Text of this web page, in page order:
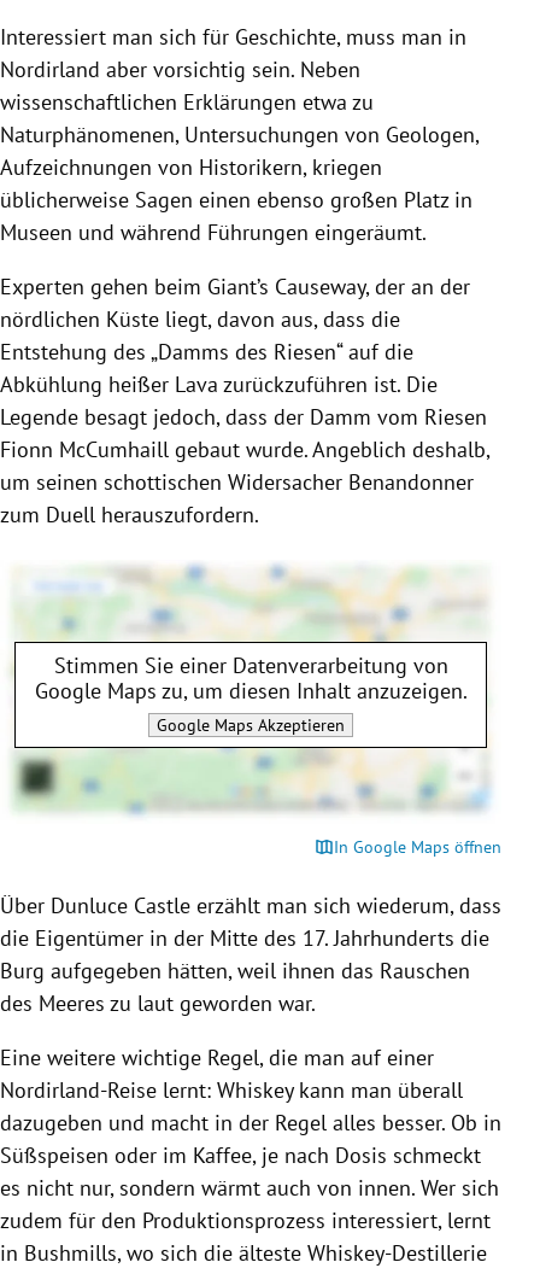
Interessiert man sich für Geschichte, muss man in
Nordirland aber vorsichtig sein. Neben
wissenschaftlichen Erklärungen etwa zu
Naturphänomenen, Untersuchungen von Geologen,
Aufzeichnungen von Historikern, kriegen
üblicherweise Sagen einen ebenso großen Platz in
Museen und während Führungen eingeräumt.
Experten gehen beim Giant’s Causeway, der an der
nördlichen Küste liegt, davon aus, dass die
Entstehung des „Damms des Riesen“ auf die
Abkühlung heißer Lava zurückzuführen ist. Die
Legende besagt jedoch, dass der Damm vom Riesen
Fionn McCumhaill gebaut wurde. Angeblich deshalb,
um seinen schottischen Widersacher Benandonner
zum Duell herauszufordern.
In Google Maps öffnen
Stimmen Sie einer Datenverarbeitung von
Google Maps zu, um diesen Inhalt anzuzeigen.
Google Maps Akzeptieren
Über Dunluce Castle erzählt man sich wiederum, dass
die Eigentümer in der Mitte des 17. Jahrhunderts die
Burg aufgegeben hätten, weil ihnen das Rauschen
des Meeres zu laut geworden war.
Eine weitere wichtige Regel, die man auf einer
Nordirland-Reise lernt: Whiskey kann man überall
dazugeben und macht in der Regel alles besser. Ob in
Süßspeisen oder im Kaffee, je nach Dosis schmeckt
es nicht nur, sondern wärmt auch von innen. Wer sich
zudem für den Produktionsprozess interessiert, lernt
in Bushmills, wo sich die älteste Whiskey-Destillerie